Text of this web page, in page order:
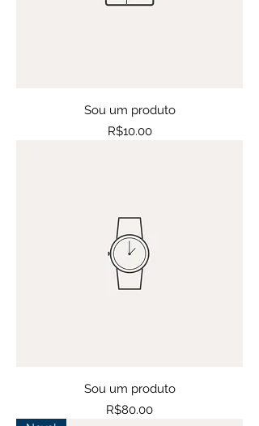
Sou um produto
Price
R$10.00
Sou um produto
Price
R$80.00